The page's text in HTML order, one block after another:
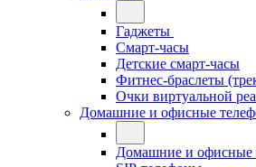
Гаджеты
Смарт-часы
Детские смарт-часы
Фитнес-браслеты
Очки виртуальной
Домашние и офисные
Домашние и офисные